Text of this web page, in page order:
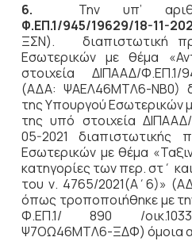
6. Την υπ’
Φ.ΕΠ.1/945/19629/18-11-
ΞΣΝ). διαπιστωτική
Εσωτερικών με θέμα
στοιχεία ΔΙΠΑΑΔ/Φ.ΕΠ.1/
(ΑΔΑ: ΨΑΕΛ46ΜΤΛ6-ΝΒ0)
της Υπουργού Εσωτερικών
της υπό στοιχεία
05-2021 διαπιστωτικής
Εσωτερικών με θέμα
κατηγορίες των περ. στ΄
του ν. 4765/2021(Α΄6)»
όπως τροποποιήθηκε με
Φ.ΕΠ.1/ 890 /
Ψ7ΟΩ46ΜΤΛ6-ΞΔΦ) όμοια